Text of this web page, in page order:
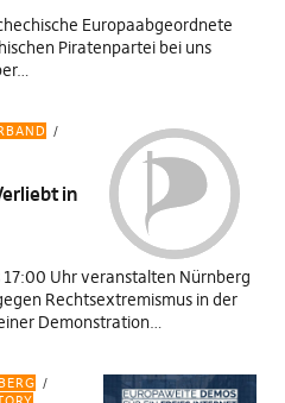
Europaabgeordnete
Piratenpartei bei uns
in
Uhr veranstalten Nürnberg
Rechtsextremismus in der
Demonstration…